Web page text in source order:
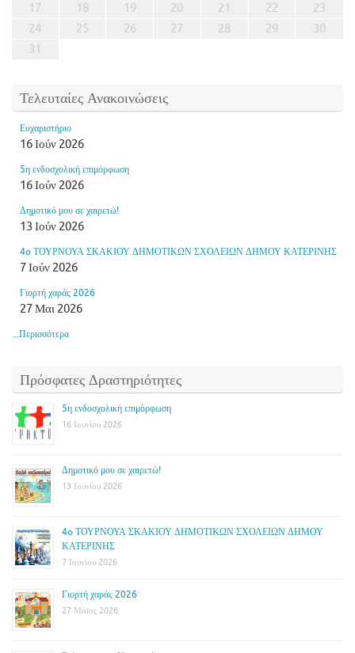
17
18 19 20 21 22
23
24
25 26 27 28 29
30
31
Τελευταίες Ανακοινώσεις
Ευχαριστήριο
16 Ιούν 2026
5η ενδοσχολική επιμόρφωση
16 Ιούν 2026
Δημοτικό μου σε χαιρετώ!
13 Ιούν 2026
4o ΤΟΥΡΝΟΥΑ ΣΚΑΚΙΟΥ ΔΗΜΟΤΙΚΩΝ ΣΧΟΛΕΙΩΝ ΔΗΜΟΥ ΚΑΤΕΡΙΝΗΣ
7 Ιούν 2026
Γιορτή χαράς 2026
27 Μαι 2026
...Περισσότερα
Πρόσφατες Δραστηριότητες
5η ενδοσχολική επιμόρφωση
16 Ιουνίου 2026
Δημοτικό μου σε χαιρετώ!
13 Ιουνίου 2026
4o ΤΟΥΡΝΟΥΑ ΣΚΑΚΙΟΥ ΔΗΜΟΤΙΚΩΝ ΣΧΟΛΕΙΩΝ ΔΗΜΟΥ
ΚΑΤΕΡΙΝΗΣ
7 Ιουνίου 2026
Γιορτή χαράς 2026
27 Μάϊος 2026